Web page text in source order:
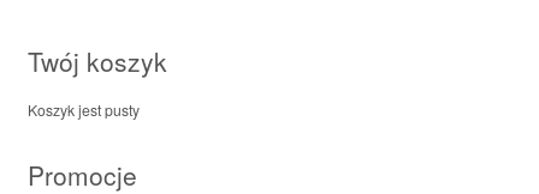
Twój koszyk
Koszyk jest pusty
Promocje